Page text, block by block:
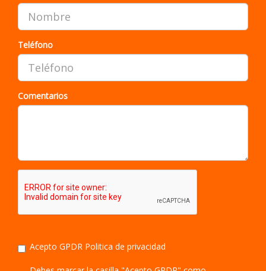
Teléfono
Comentarios
Acepto GPDR Politica de privacidad